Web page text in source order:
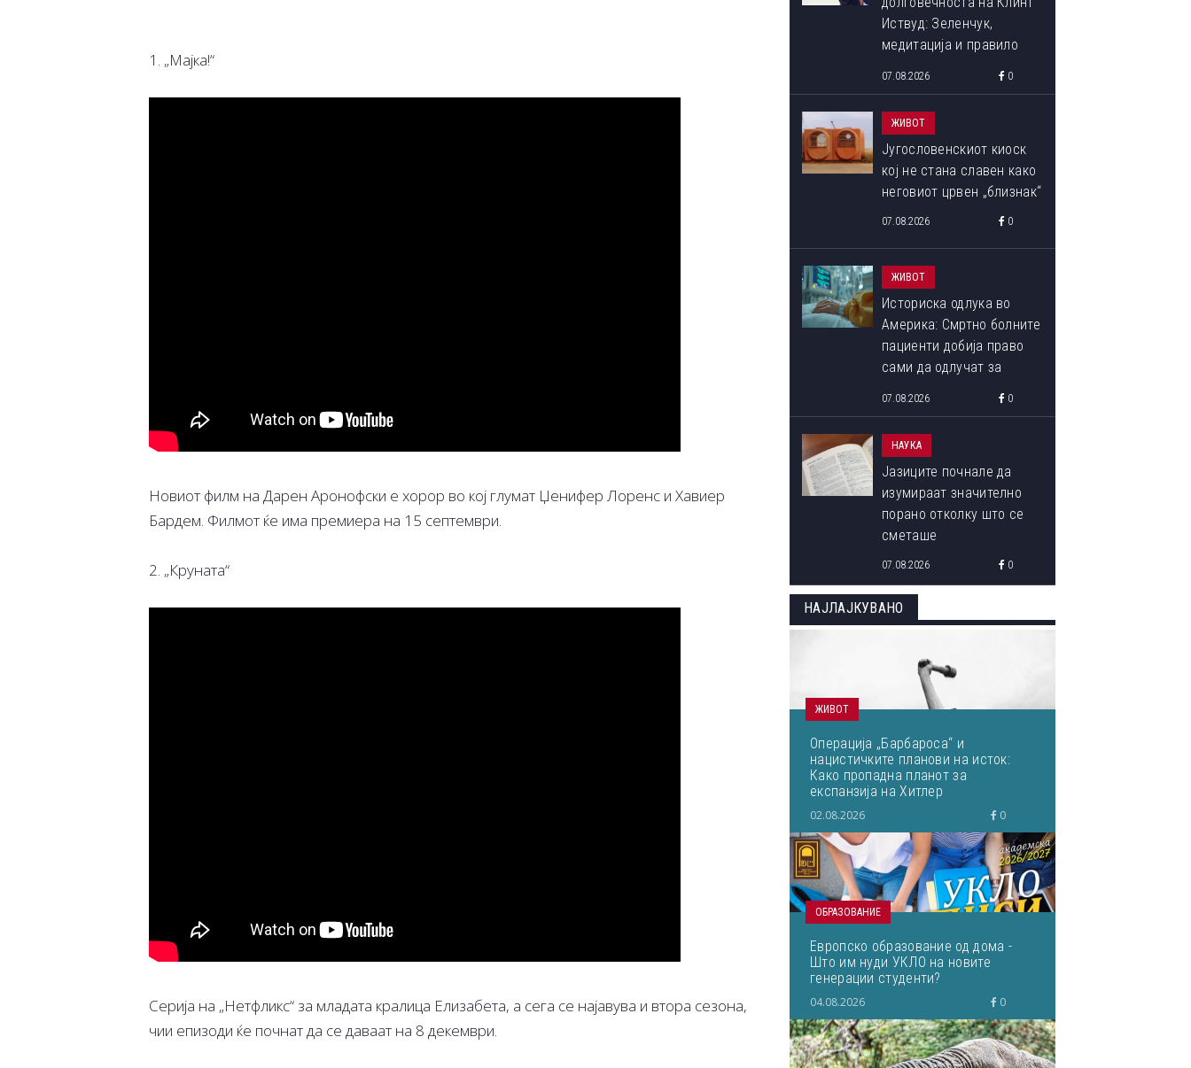
1. „Мајка!“
Новиот филм на Дарен Аронофски е хорор во кој глумат Џенифер Лоренс и Хавиер
Бардем. Филмот ќе има премиера на 15 септември.
2. „Круната“
Серија на „Нетфликс“ за младата кралица Елизабета, а сега се најавува и втора сезона,
чии епизоди ќе почнат да се даваат на 8 декември.
Иствуд: Зеленчук,
медитација и правило
07.08.2026 0
ЖИВОТ
Југословенскиот киоск
кој не стана славен како
неговиот црвен „близнак“
07.08.2026 0
ЖИВОТ
Историска одлука во
Америка: Смртно болните
пациенти добија право
сами да одлучат за
07.08.2026 0
НАУКА
Јазиците почнале да
изумираат значително
порано отколку што се
сметаше
07.08.2026 0
НАЈЛАЈКУВАНО
ЖИВОТ
Операција „Барбароса“ и
нацистичките планови на исток:
Како пропадна планот за
експанзија на Хитлер
02.08.2026 0
ОБРАЗОВАНИЕ
Европско образование од дома -
Што им нуди УКЛО на новите
генерации студенти?
04.08.2026 0